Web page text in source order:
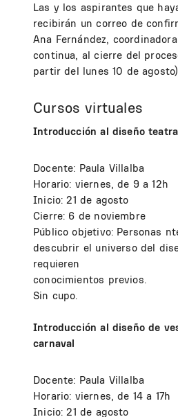
Las y los aspirantes que
recibirán un correo de
Ana Fernández,
continua, al cierre del
partir del lunes 10 de
Cursos virtuales
Introducción al diseño
Docente: Paula Villalba
Horario: viernes, de 9 a 12h
Inicio: 21 de agosto
Cierre: 6 de noviembre
Público objetivo: Personas
descubrir el universo del
requieren
conocimientos previos.
Sin cupo.
Introducción al diseño de
carnaval
Docente: Paula Villalba
Horario: viernes, de 14 a 17h
Inicio: 21 de agosto